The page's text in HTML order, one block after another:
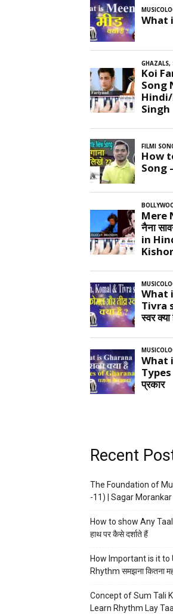
Recent
The Foundation of
-11) | Sagar Morankar
How to show Any Taal
हाथ पर कैसे दर्शाते हैं
How Important is it to
Rhythm समझना कितना
Concept of Sum Tali
Learn Rhythm Lay Taal